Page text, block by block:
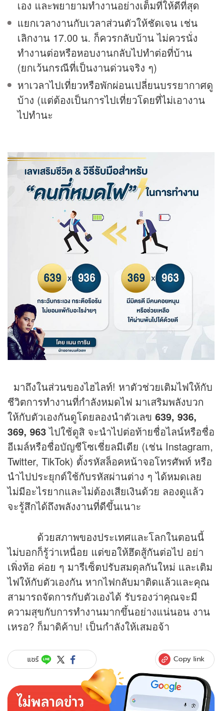
เอง และพยายามทำงานอย่างเต็มที่ให้ดีที่สุด
แยกเวลางานกับเวลาส่วนตัวให้ชัดเจน เช่น
เลิกงาน 17.00 น. ก็ควรกลับบ้าน ไม่ควรนั่ง
ทำงานต่อหรือหอบงานกลับไปทำต่อที่บ้าน
(ยกเว้นกรณีที่เป็นงานด่วนจริง ๆ)
หาเวลาไปเที่ยวหรือพักผ่อนเปลี่ยนบรรยากาศดู
บ้าง (แต่ต้องเป็นการไปเที่ยวโดยที่ไม่เอางาน
ไปทำนะ
มาถึงในส่วนของไฮไลท์! หาตัวช่วยเติมไฟให้กับ
ชีวิตการทำงานที่กำลังหมดไฟ มาเสริมพลังบวก
ให้กับตัวเองกันดูโดยลองนำตัวเลข 639, 936,
369, 963ไปใช้ดูสิ จะนำไปต่อท้ายชื่อไลน์หรือชื่อ
อีเมล์หรือชื่อบัญชีโซเชี่ยลมีเดีย (เช่น Instagram,
Twitter, TikTok) ตั้งรหัสล็อคหน้าจอโทรศัพท์ หรือ
นำไปประยุกต์ใช้กับรหัสผ่านต่าง ๆ ได้หมดเลย
ไม่มีอะไรยากและไม่ต้องเสียเงินด้วย ลองดูแล้ว
จะรู้สึกได้ถึงพลังงานที่ดีขึ้นเนาะ
ด้วยสภาพของประเทศและโลกในตอนนี้
ไม่บอกก็รู้ว่าเหนื่อย แต่ขอให้ฮึดสู้กันต่อไป อย่า
เพิ่งท้อ ค่อย ๆ มารีเซ็ตปรับสมดุลกันใหม่ และเติม
ไฟให้กับตัวเองกัน หากไฟกลับมาติดแล้วและคุณ
สามารถจัดการกับตัวเองได้ รับรองว่าคุณจะมี
ความสุขกับการทำงานมากขึ้นอย่างแน่นอน งาน
เหรอ?​ ก็มาดิค้าบ! เป็นกำลังให้เสมอจ้า
แชร์ Copy link